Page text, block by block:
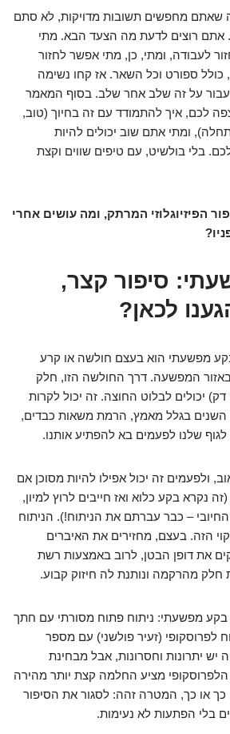
שאתם מחפשים תשובות מדויקות, לא סתם
אתם רוצים לדעת מה הצעד הבא. מתי
לעבודה, ומתי, כן, מתי אפשר לחזור
כולל ספורט וכל השאר. אז קחו נשימה
על זה שלב אחר שלב. בסוף המאמר
לכם, איך להתמודד עם זה בחיוך (טוב,
ומתי אתם שוב יכולים להיות
בלי בולשיט, עם טיפים שווים וקצת
הפיזיוגלוזי המרתק, ומה עושים אחרי
סיפור קצר,
לכאן?
מפשעתי הוא בעצם חולשה או קרע
המפשעה. דרך החולשה הזו, חלק
יכולים לבלוט החוצה. זה יכול לקרות
בגלל מאמץ, הרמת משאות כבדים,
לגוף שלנו לפעמים בא להפתיע אותנו.
ולפעמים זה יכול אפילו להיות מסוכן אם
נקרא בקע כלוא ואז חייבים לרוץ למיון,
– כבר עברתם את הניתוח!). הניתוח
הזה. בעצם, מחזירים את האיברים
את דופן הבטן, לרוב באמצעות רשת
חלק מהרקמה ונותנת לה חיזוק קבוע.
בקע מפשעתי: ניתוח פתוח מסורתי עם חתך
לפרוסקופי (זעיר פולשני) עם מספר
יש יתרונות וחסרונות, אבל מבחינת
מציע החלמה קצת יותר מהירה
או כך, המטרה זהה: לסגור את הסיפור
בלי הפתעות לא נעימות.